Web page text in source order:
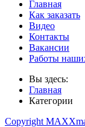
Главная
Как заказать
Видео
Контакты
Вакансии
Работы
Вы здесь:
Главная
Категории
Copyright